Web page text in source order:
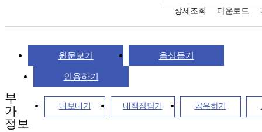
상세조회 다운로드
원문보기 음성듣기
인용하기
내보내기 내책장담기 공유하기
부
가
정보